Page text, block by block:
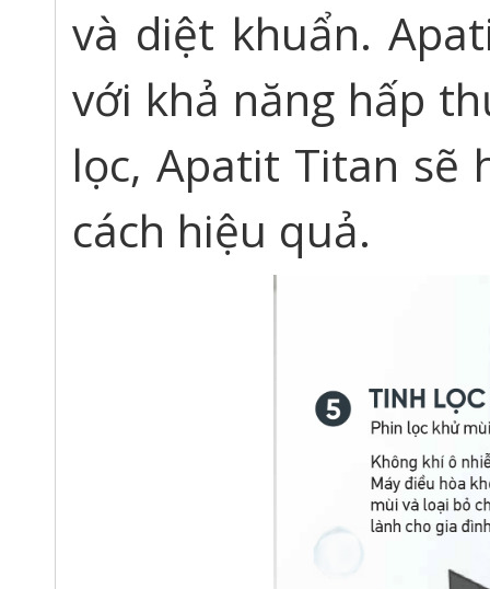
và diệt khuẩn.
với khả năng hấp
lọc, Apatit Titan sẽ
cách hiệu quả.